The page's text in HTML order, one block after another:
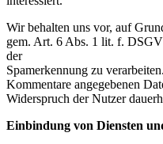
Wir behalten uns vor, auf
gem. Art. 6 Abs. 1 lit. f.
der
Spamerkennung zu
Kommentare angegebenen
Widerspruch der Nutzer
Einbindung von Diensten